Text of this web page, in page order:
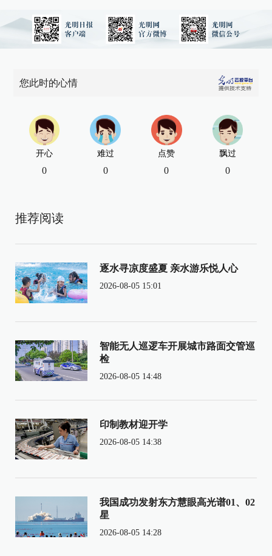
您此时的心情
开心
0
难过
0
点赞
0
飘过
0
推荐阅读
逐水寻凉度盛夏 亲水游乐悦人心
2026-08-05 15:01
智能无人巡逻车开展城市路面交管巡
检
2026-08-05 14:48
印制教材迎开学
2026-08-05 14:38
我国成功发射东方慧眼高光谱01、02
星
2026-08-05 14:28